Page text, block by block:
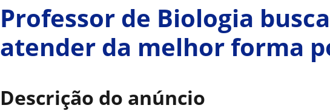
Professor de Biologia
atender da melhor forma
Descrição do anúncio